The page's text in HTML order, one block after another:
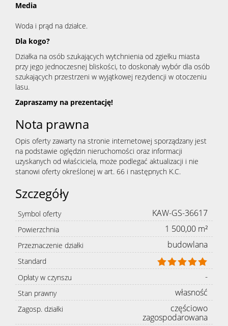
Media
Woda i prąd na działce.
Dla kogo?
Działka na osób szukających wytchnienia od zgiełku miasta
przy jego jednoczesnej bliskości, to doskonały wybór dla osób
szukających przestrzeni w wyjątkowej rezydencji w otoczeniu
lasu.
Zapraszamy na prezentację!
Nota prawna
Opis oferty zawarty na stronie internetowej sporządzany jest
na podstawie oględzin nieruchomości oraz informacji
uzyskanych od właściciela, może podlegać aktualizacji i nie
stanowi oferty określonej w art. 66 i następnych K.C.
Szczegóły
Symbol oferty KAW-GS-36617
Powierzchnia 1 500,00 m²
Przeznaczenie działki budowlana
Standard
Opłaty w czynszu
-
Stan prawny własność
Zagosp. działki
częściowo
zagospodarowana